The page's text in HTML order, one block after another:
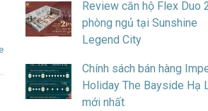
Review căn hộ Flex Duo
phòng ngủ tại Sunshine
Legend City
Chính sách bán hàng
Holiday The Bayside Hạ
mới nhất